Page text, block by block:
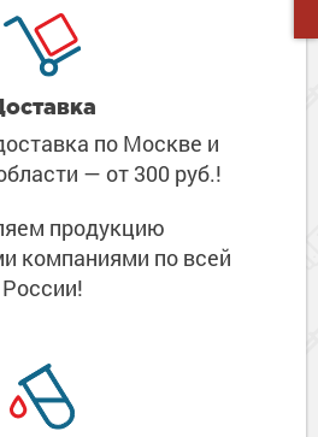
по Москве и
— от 300 руб.!
продукцию
компаниями по всей
России!